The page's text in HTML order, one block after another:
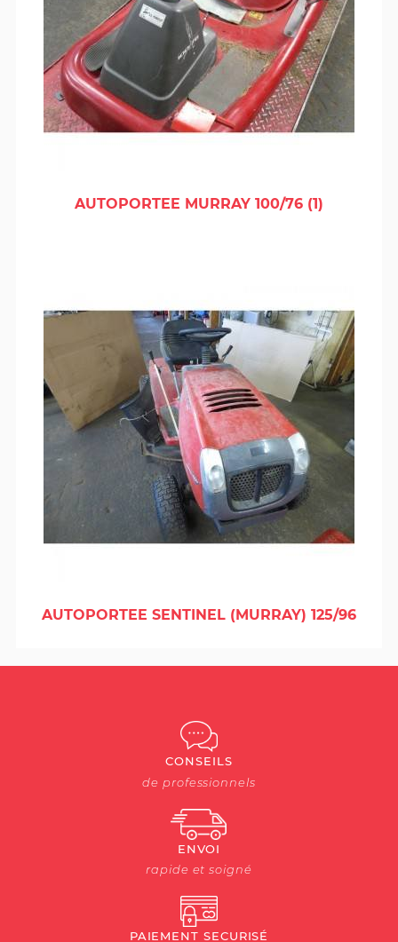
AUTOPORTEE MURRAY 100/76 (1)
AUTOPORTEE SENTINEL (MURRAY) 125/96
CONSEILS
de professionnels
ENVOI
rapide et soigné
PAIEMENT SECURISÉ